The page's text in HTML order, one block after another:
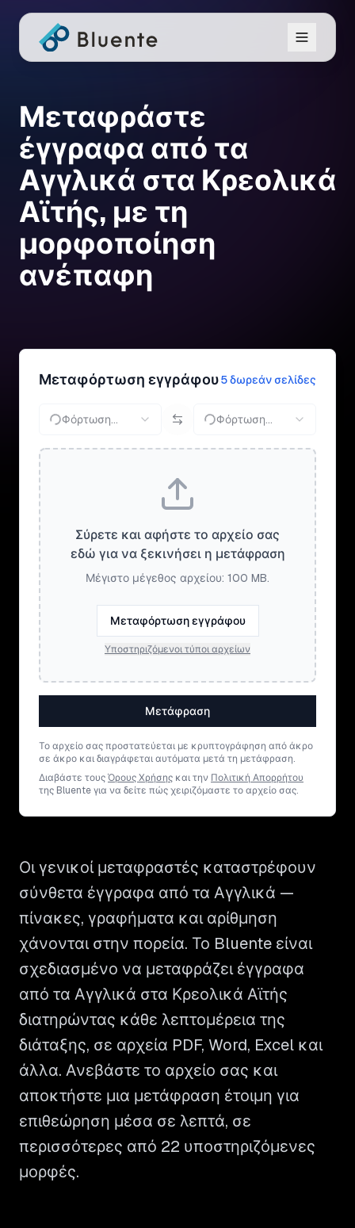
Μεταφράστε
έγγραφα από τα
Αγγλικά στα Κρεολικά
Αϊτής, με τη
μορφοποίηση
ανέπαφη
Μεταφόρτωση εγγράφου5 δωρεάν σελίδες
Φόρτωση... Φόρτωση...
Σύρετε και αφήστε το αρχείο σας
εδώ για να ξεκινήσει η μετάφραση
Μέγιστο μέγεθος αρχείου: 100 MB.
Μεταφόρτωση εγγράφου
Υποστηριζόμενοι τύποι αρχείων
Μετάφραση
Το αρχείο σας προστατεύεται με κρυπτογράφηση από άκρο
σε άκρο και διαγράφεται αυτόματα μετά τη μετάφραση.
Διαβάστε τουςΌρους Χρήσης και την Πολιτική Απορρήτου
της Bluente για να δείτε πώς χειριζόμαστε το αρχείο σας.
Οι γενικοί μεταφραστές καταστρέφουν
σύνθετα έγγραφα από τα Αγγλικά —
πίνακες, γραφήματα και αρίθμηση
χάνονται στην πορεία. Το Bluente είναι
σχεδιασμένο να μεταφράζει έγγραφα
από τα Αγγλικά στα Κρεολικά Αϊτής
διατηρώντας κάθε λεπτομέρεια της
διάταξης, σε αρχεία PDF, Word, Excel και
άλλα. Ανεβάστε το αρχείο σας και
αποκτήστε μια μετάφραση έτοιμη για
επιθεώρηση μέσα σε λεπτά, σε
περισσότερες από 22 υποστηριζόμενες
μορφές.